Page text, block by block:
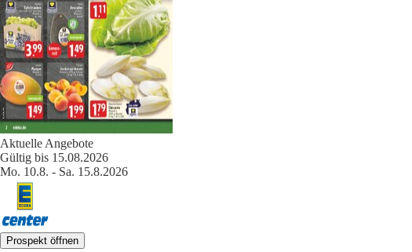
Aktuelle Angebote
Gültig bis 15.08.2026
Mo. 10.8. - Sa. 15.8.2026
Prospekt öffnen